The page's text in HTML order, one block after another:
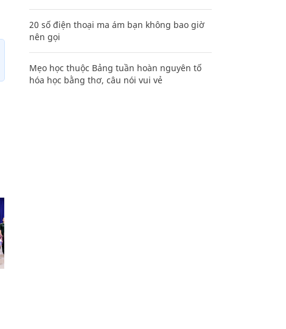
20 số điện thoại ma ám bạn không bao giờ
nên gọi
Mẹo học thuộc Bảng tuần hoàn nguyên tố
hóa học bằng thơ, câu nói vui vẻ